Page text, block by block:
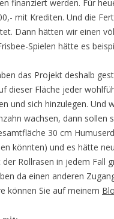
finanziert werden. Für
mit Krediten. Und die
Dann hätten wir einen
Spielen hätte es
das Projekt deshalb
dieser Fläche jeder
und sich hinzulegen. Und
wachsen, dann sollen
30 cm
könnten) und es hätte
Rollrasen in jedem Fall
da einen anderen
können Sie auf meinem